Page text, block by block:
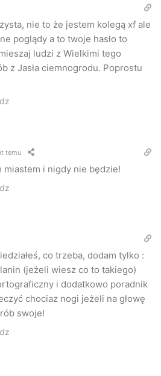
nie to że jestem kolegą xf ale
poglądy a to twoje hasło to
ludzi z Wielkimi tego
z Jasła ciemnogrodu. Poprostu
temu
miastem i nigdy nie będzie!
co trzeba, dodam tylko :
(jeżeli wiesz co to takiego)
i dodatkowo poradnik
chociaz nogi jeżeli na głowę
swoje!